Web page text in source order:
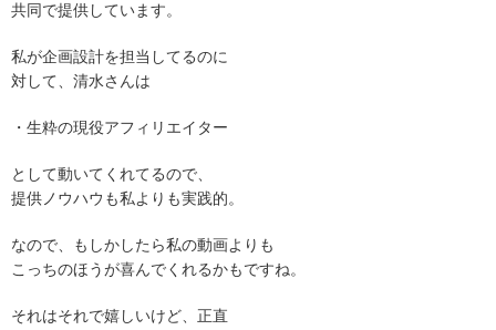
共同で提供しています。
私が企画設計を担当してるのに
対して、清水さんは
・生粋の現役アフィリエイター
として動いてくれてるので、
提供ノウハウも私よりも実践的。
なので、もしかしたら私の動画よりも
こっちのほうが喜んでくれるかもですね。
それはそれで嬉しいけど、正直